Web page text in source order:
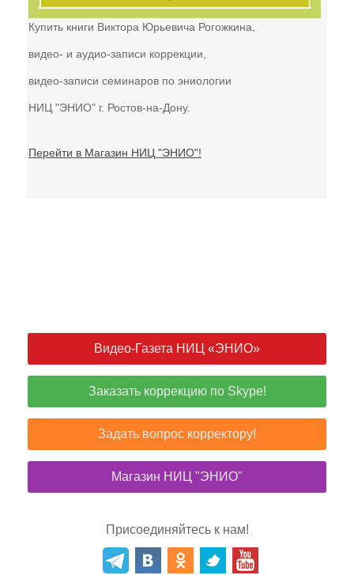
Купить книги Виктора Юрьевича Рогожкина,
видео- и аудио-записи коррекции,
видео-записи семинаров по эниологии
НИЦ "ЭНИО" г. Ростов-на-Дону.
Перейти в Магазин НИЦ "ЭНИО"!
Видео-Газета НИЦ «ЭНИО»
Заказать коррекцию по Skype!
Задать вопрос корректору!
Магазин НИЦ "ЭНИО"
Присоединяйтесь к нам!